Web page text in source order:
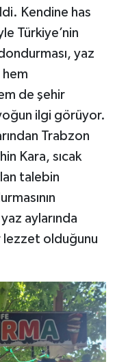
Kendine has
Türkiye’nin
yaz
hem
de şehir
ilgi görüyor.
Trabzon
Kara, sıcak
talebin
aylarında
olduğunu